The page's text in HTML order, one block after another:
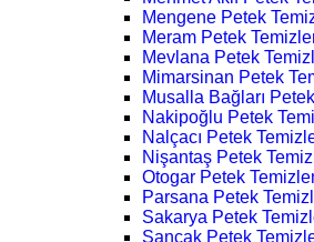
Mengene Petek
Meram Petek
Mevlana Petek
Mimarsinan Petek
Musalla Bağları
Nakipoğlu Petek
Nalçacı Petek
Nişantaş Petek
Otogar Petek
Parsana Petek
Sakarya Petek
Sancak Petek